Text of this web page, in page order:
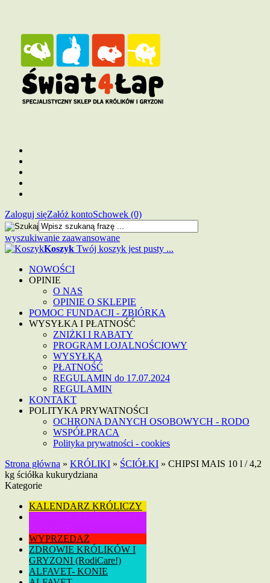
Zaloguj sięZałóż kontoSchowek (0)
wyszukiwanie zaawansowane
Koszyk Twój koszyk jest pusty ...
NOWOŚCI
OPINIE
O NAS
OPINIE O SKLEPIE
POMOC FUNDACJI - ZBIÓRKA
WYSYŁKA I PŁATNOŚĆ
ZNIŻKI I RABATY
PROGRAM LOJALNOŚCIOWY
WYSYŁKA
PŁATNOŚĆ
REGULAMIN do 17.07.2024
REGULAMIN
KONTAKT
POLITYKA PRYWATNOŚCI
OCHRONA DANYCH OSOBOWYCH - RODO
WSPÓŁPRACA
Polityka prywatności - cookies
Strona główna » KRÓLIKI » ŚCIÓŁKI » CHIPSI MAIS 10 l / 4,2
kg ściółka kukurydziana
Kategorie
KALENDARZ KRÓLICZY
WYPRZEDAŻ
ZDROWIE KRÓLIKÓW I
GRYZONI (RodiCare!)
ALFAVET- KONIE